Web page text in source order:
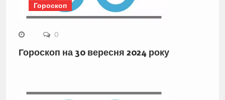
Гороскоп
0
Гороскоп на 30 вересня 2024 року